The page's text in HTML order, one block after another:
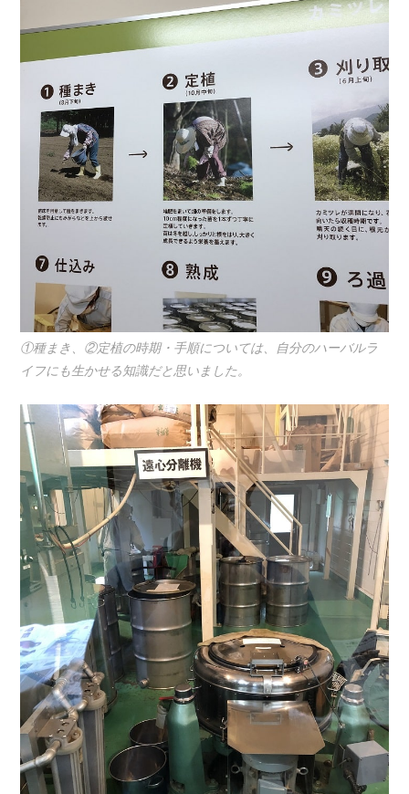
①種まき、②定植の時期・手順については、自分のハーバルラ
イフにも生かせる知識だと思いました。